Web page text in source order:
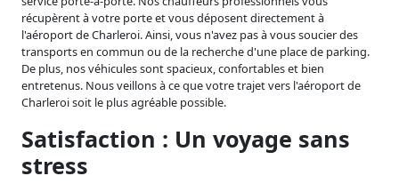
récupèrent à votre porte et vous déposent directement à
l'aéroport de Charleroi. Ainsi, vous n'avez pas à vous soucier des
transports en commun ou de la recherche d'une place de parking.
De plus, nos véhicules sont spacieux, confortables et bien
entretenus. Nous veillons à ce que votre trajet vers l'aéroport de
Charleroi soit le plus agréable possible.
Satisfaction : Un voyage sans
stress